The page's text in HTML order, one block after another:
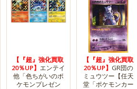
【『超』強化買取
20％UP】 エンテイ
他「色ちがいのポ
ケモンプレゼン
【『超』強化買取
20％UP】 GR団の
ミュウツー【任天
堂「ポケモンカー